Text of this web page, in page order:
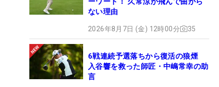
ない理由
2026年8月7日 (金) 12時00分 35
6戦連続予選落ちから復活の狼煙
入谷響を救った師匠・中嶋常幸の助
言